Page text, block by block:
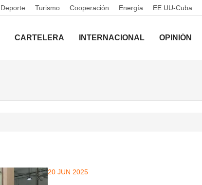
Deporte Turismo Cooperación Energía EE UU-Cuba
CARTELERA INTERNACIONAL OPINIÓN
20 JUN 2025